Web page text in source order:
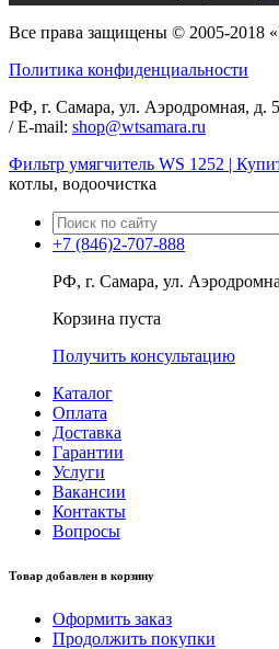
Все права защищены © 2005-2018
Политика конфиденциальности
РФ, г. Самара, ул. Аэродромная, д.
/ E-mail: shop@wtsamara.ru
Фильтр умягчитель WS 1252 |
котлы, водоочистка
+7 (846)2-707-888
РФ, г. Самара, ул.
Корзина пуста
Получить консультацию
Каталог
Оплата
Доставка
Гарантии
Услуги
Вакансии
Контакты
Вопросы
Товар добавлен в корзину
Оформить заказ
Продолжить покупки